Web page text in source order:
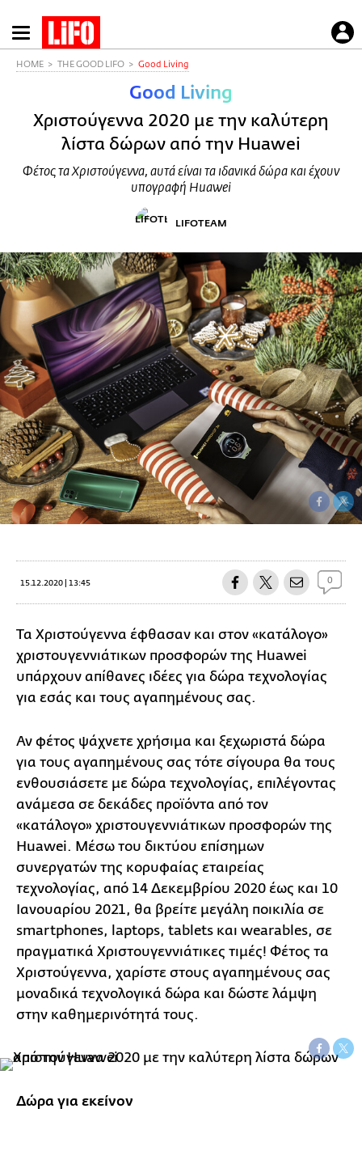
Παράκαμψη
προς
HOME THE GOOD LIFO Good Living
Good Living
Χριστούγεννα 2020 με την καλύτερη
λίστα δώρων από την Huawei
Φέτος τα Χριστούγεννα, αυτά είναι τα ιδανικά δώρα και έχουν
υπογραφή Huawei
LIFOTEAM
15.12.2020 | 13:45 0
Τα Χριστούγεννα έφθασαν και στον «κατάλογο»
χριστουγεννιάτικων προσφορών της Huawei
υπάρχουν απίθανες ιδέες για δώρα τεχνολογίας
για εσάς και τους αγαπημένους σας.
Αν φέτος ψάχνετε χρήσιμα και ξεχωριστά δώρα
για τους αγαπημένους σας τότε σίγουρα θα τους
ενθουσιάσετε με δώρα τεχνολογίας, επιλέγοντας
ανάμεσα σε δεκάδες προϊόντα από τον
«κατάλογο» χριστουγεννιάτικων προσφορών της
Huawei. Μέσω του δικτύου επίσημων
συνεργατών της κορυφαίας εταιρείας
τεχνολογίας, από 14 Δεκεμβρίου 2020 έως και 10
Ιανουαρίου 2021, θα βρείτε μεγάλη ποικιλία σε
smartphones, laptops, tablets και wearables, σε
πραγματικά Χριστουγεννιάτικες τιμές! Φέτος τα
Χριστούγεννα, χαρίστε στους αγαπημένους σας
μοναδικά τεχνολογικά δώρα και δώστε λάμψη
στην καθημερινότητά τους.
Δώρα για εκείνον